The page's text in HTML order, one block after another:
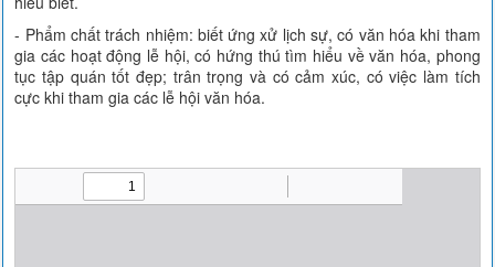
- Phẩm chất trách nhiệm: biết ứng xử lịch sự, có văn hóa khi tham
gia các hoạt động lễ hội, có hứng thú tìm hiểu về văn hóa, phong
tục tập quán tốt đẹp; trân trọng và có cảm xúc, có việc làm tích
cực khi tham gia các lễ hội văn hóa.